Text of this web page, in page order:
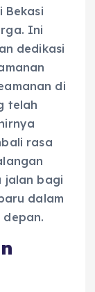
Bekasi
Ini
dedikasi
di
telah
rasa
jalan bagi
dalam
depan.